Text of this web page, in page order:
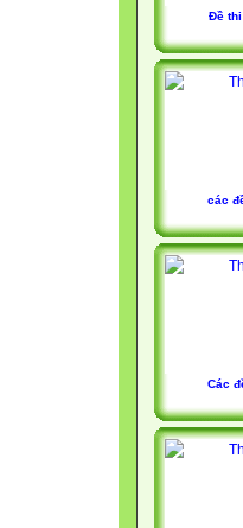
Đề
các
Các